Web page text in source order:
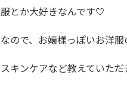
服とか大好きなんです🤍
なので、お嬢様っぽいお洋服
スキンケアなど教えていただ